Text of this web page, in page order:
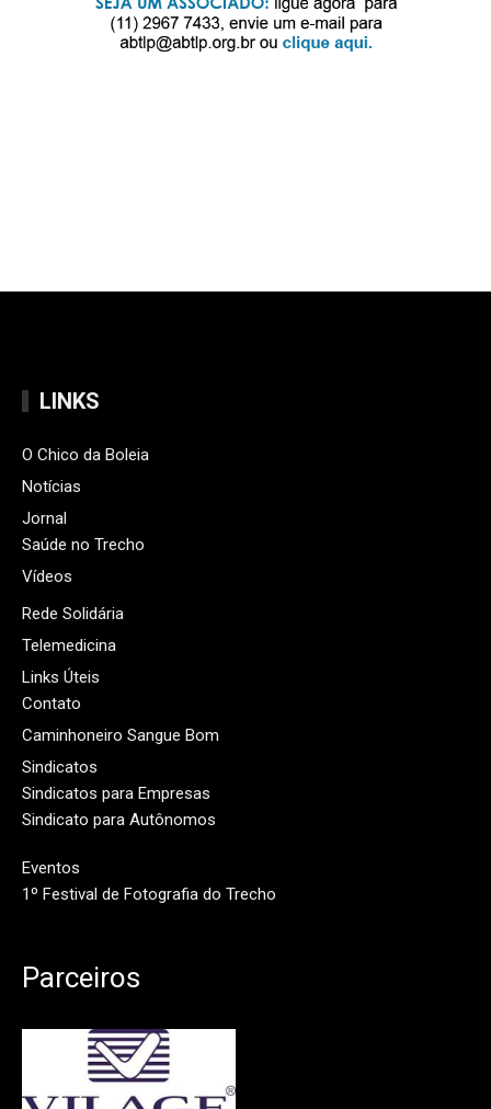
LINKS
O Chico da Boleia
Notícias
Jornal
Saúde no Trecho
Vídeos
Rede Solidária
Telemedicina
Links Úteis
Contato
Caminhoneiro Sangue Bom
Sindicatos
Sindicatos para Empresas
Sindicato para Autônomos
Eventos
1º Festival de Fotografia do Trecho
Parceiros